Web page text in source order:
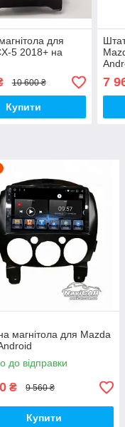
для
5 2018+ на
10 600 ₴
Купити
7
магнітола для Mazda
до відправки
₴ 9 560 ₴
Купити